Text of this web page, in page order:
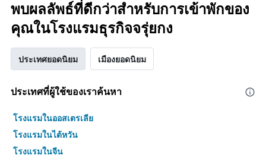
พบผลลัพธ์ที่ดีกว่าสำหรับการเข้าพักของ
คุณในโรงแรมธุรกิจจรุ่ยกง
ประเทศยอดนิยม เมืองยอดนิยม
ประเทศที่ผู้ใช้ของเราค้นหา
โรงแรมในออสเตรเลีย
โรงแรมในไต้หวัน
โรงแรมในจีน